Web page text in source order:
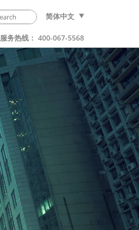
简体中文
服务热线： 400-067-5568